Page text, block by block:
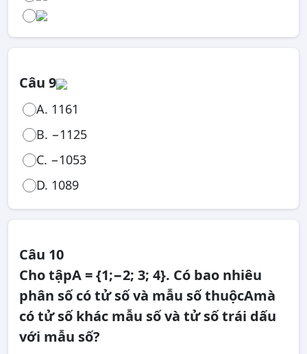
Câu 9
A. 1161
B. −1125
C. −1053
D. 1089
Câu 10
Cho tậpA = {1;−2; 3; 4}. Có bao nhiêu
phân số có tử số và mẫu số thuộcAmà
có tử số khác mẫu số và tử số trái dấu
với mẫu số?